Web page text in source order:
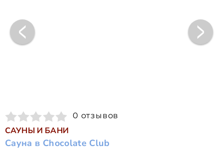
0 отзывов
САУНЫ И БАНИ
Сауна в Chocolate Club